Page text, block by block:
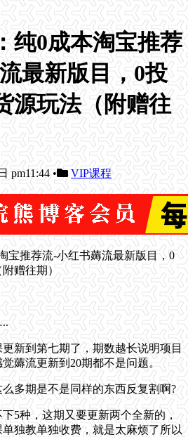
纯0成本淘宝推荐
最新版目，0投
源玩法（附赠往
pm11:44• VIP课程
新到第七期了，期数越长说明项目
薅流更新到20期都不是问题。
多期是不是同样的东西反复割啊?
5种，这期又要更新两个全新的，
独教单独收费，就是太麻烦了所以